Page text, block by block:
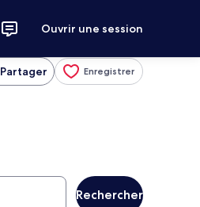
Ouvrir une session
Partager Enregistrer
Rechercher